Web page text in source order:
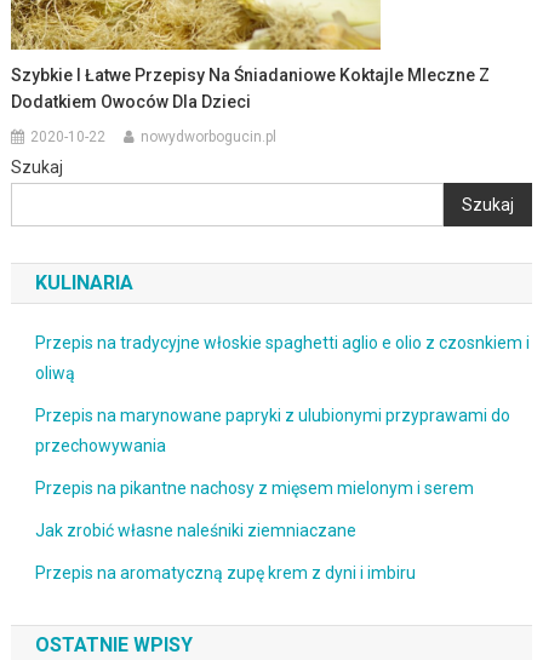
Szybkie I Łatwe Przepisy Na Śniadaniowe Koktajle Mleczne Z
Dodatkiem Owoców Dla Dzieci
2020-10-22 nowydworbogucin.pl
Szukaj
Szukaj
KULINARIA
Przepis na tradycyjne włoskie spaghetti aglio e olio z czosnkiem i
oliwą
Przepis na marynowane papryki z ulubionymi przyprawami do
przechowywania
Przepis na pikantne nachosy z mięsem mielonym i serem
Jak zrobić własne naleśniki ziemniaczane
Przepis na aromatyczną zupę krem z dyni i imbiru
OSTATNIE WPISY